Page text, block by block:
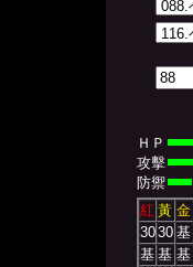
ＨＰ
攻擊
防禦
紅 黃 金
3030 基
基 基 基